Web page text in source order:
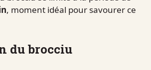
, moment idéal pour savourer ce
du brocciu